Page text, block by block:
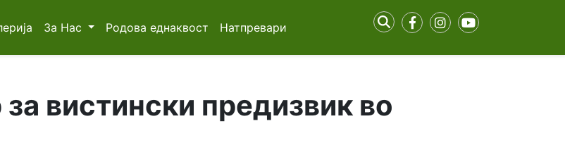
За Нас Родова еднаквост Натпревари
вистински предизвик во